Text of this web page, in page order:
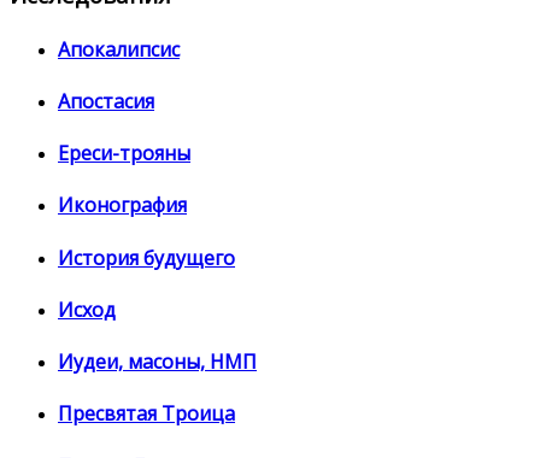
Апокалипсис
Апостасия
Ереси-трояны
Иконография
История будущего
Исход
Иудеи, масоны, НМП
Пресвятая Троица